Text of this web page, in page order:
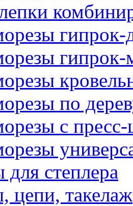
гипрок-
гипрок-
по
с
степлера
цепи, такелаж